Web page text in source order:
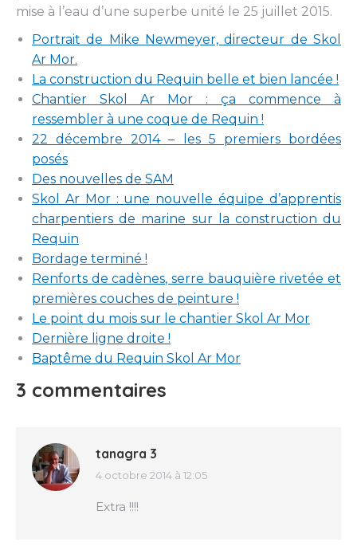
mise à l’eau d’une superbe unité le 25 juillet 2015.
Portrait de Mike Newmeyer, directeur de Skol
Ar Mor.
La construction du Requin belle et bien lancée !
Chantier Skol Ar Mor : ça commence à
ressembler à une coque de Requin !
22 décembre 2014 – les 5 premiers bordées
posés
Des nouvelles de SAM
Skol Ar Mor : une nouvelle équipe d’apprentis
charpentiers de marine sur la construction du
Requin
Bordage terminé !
Renforts de cadènes, serre bauquière rivetée et
premières couches de peinture !
Le point du mois sur le chantier Skol Ar Mor
Dernière ligne droite !
Baptême du Requin Skol Ar Mor
3 commentaires
tanagra 3
dit
4 octobre 2014 à 12:05
Extra !!!!